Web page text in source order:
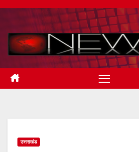
Skip
content
उत्तराखंड